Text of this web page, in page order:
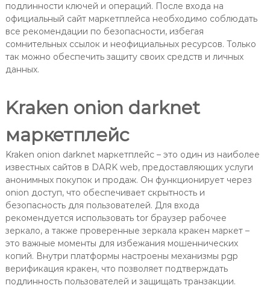
подлинности ключей и операций. После входа на
официальный сайт маркетплейса необходимо соблюдать
все рекомендации по безопасности, избегая
сомнительных ссылок и неофициальных ресурсов. Только
так можно обеспечить защиту своих средств и личных
данных.
Kraken onion darknet
маркетплейс
Kraken onion darknet маркетплейс – это один из наиболее
известных сайтов в DARK web, предоставляющих услуги
анонимных покупок и продаж. Он функционирует через
onion доступ, что обеспечивает скрытность и
безопасность для пользователей. Для входа
рекомендуется использовать tor браузер рабочее
зеркало, а также проверенные зеркала кракен маркет –
это важные моменты для избежания мошеннических
копий. Внутри платформы настроены механизмы pgp
верификация кракен, что позволяет подтверждать
подлинность пользователей и защищать транзакции.